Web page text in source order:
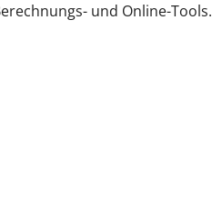
und Online-Tools.